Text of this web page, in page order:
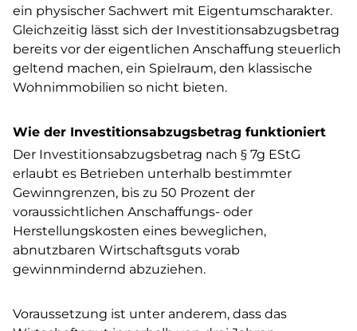
ein physischer Sachwert mit Eigentumscharakter.
Gleichzeitig lässt sich der Investitionsabzugsbetrag
bereits vor der eigentlichen Anschaffung steuerlich
geltend machen, ein Spielraum, den klassische
Wohnimmobilien so nicht bieten.
Wie der Investitionsabzugsbetrag funktioniert
Der Investitionsabzugsbetrag nach § 7g EStG
erlaubt es Betrieben unterhalb bestimmter
Gewinngrenzen, bis zu 50 Prozent der
voraussichtlichen Anschaffungs- oder
Herstellungskosten eines beweglichen,
abnutzbaren Wirtschaftsguts vorab
gewinnmindernd abzuziehen.
Voraussetzung ist unter anderem, dass das